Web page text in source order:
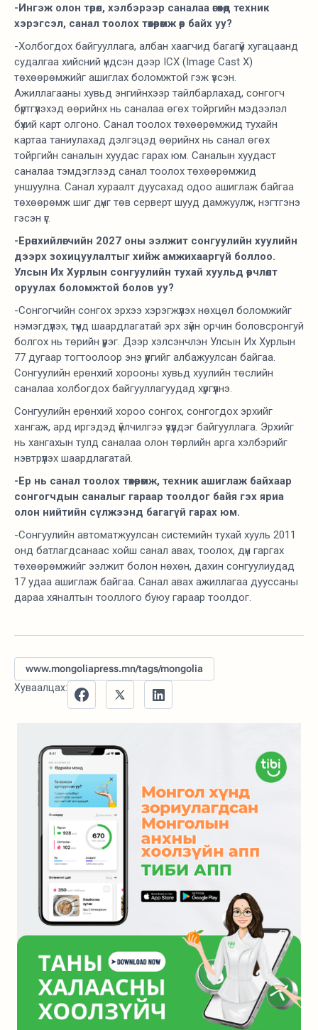
-Ингэж олон төрөл, хэлбэрээр саналаа өгөхөд техник
хэрэгсэл, санал тоолох төхөөрөмж өөр байх уу?
-Холбогдох байгууллага, албан хаагчид багагүй хугацаанд
судалгаа хийсний үндсэн дээр ICX (Image Cast X)
төхөөрөмжийг ашиглах боломжтой гэж үзсэн.
Ажиллагааны хувьд энгийнхээр тайлбарлахад, сонгогч
бүртгүүлэхэд өөрийнх нь саналаа өгөх тойргийн мэдээлэл
бүхий карт олгоно. Санал тоолох төхөөрөмжид тухайн
картаа таниулахад дэлгэцэд өөрийнх нь санал өгөх
тойргийн саналын хуудас гарах юм. Саналын хуудаст
саналаа тэмдэглээд санал тоолох төхөөрөмжид
уншуулна. Санал хураалт дуусахад одоо ашиглаж байгаа
төхөөрөмж шиг дүнг төв серверт шууд дамжуулж, нэгтгэнэ
гэсэн үг.
-Ерөнхийлөгчийн 2027 оны ээлжит сонгуулийн хуулийн
дээрх зохицуулалтыг хийж амжихааргүй боллоо.
Улсын Их Хурлын сонгуулийн тухай хуульд өөрчлөлт
оруулах боломжтой болов уу?
-Сонгогчийн сонгох эрхээ хэрэгжүүлэх нөхцөл боломжийг
нэмэгдүүлэх, түүнд шаардлагатай эрх зүйн орчин боловсронгуй
болгох нь төрийн үүрэг. Дээр хэлсэнчлэн Улсын Их Хурлын
77 дугаар тогтоолоор энэ үүргийг албажуулсан байгаа.
Сонгуулийн ерөнхий хорооны хувьд хуулийн төслийн
саналаа холбогдох байгууллагуудад хүргүүлнэ.
Сонгуулийн ерөнхий хороо сонгох, сонгогдох эрхийг
хангаж, ард иргэдэд үйлчилгээ үзүүлдэг байгууллага. Эрхийг
нь хангахын тулд саналаа олон төрлийн арга хэлбэрийг
нэвтрүүлэх шаардлагатай.
-Ер нь санал тоолох төхөөрөмж, техник ашиглаж байхаар
сонгогчдын саналыг гараар тоолдог байя гэх яриа
олон нийтийн сүлжээнд багагүй гарах юм.
-Сонгуулийн автоматжуулсан системийн тухай хууль 2011
онд батлагдсанаас хойш санал авах, тоолох, дүн гаргах
төхөөрөмжийг ээлжит болон нөхөн, дахин сонгуулиудад
17 удаа ашиглаж байгаа. Санал авах ажиллагаа дууссаны
дараа хяналтын тооллого буюу гараар тоолдог.
www.mongoliapress.mn/tags/mongolia
Хуваалцах: